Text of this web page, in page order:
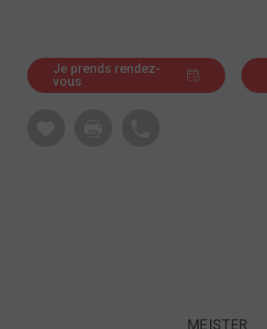
Je prends rendez-
vous
MEISTER